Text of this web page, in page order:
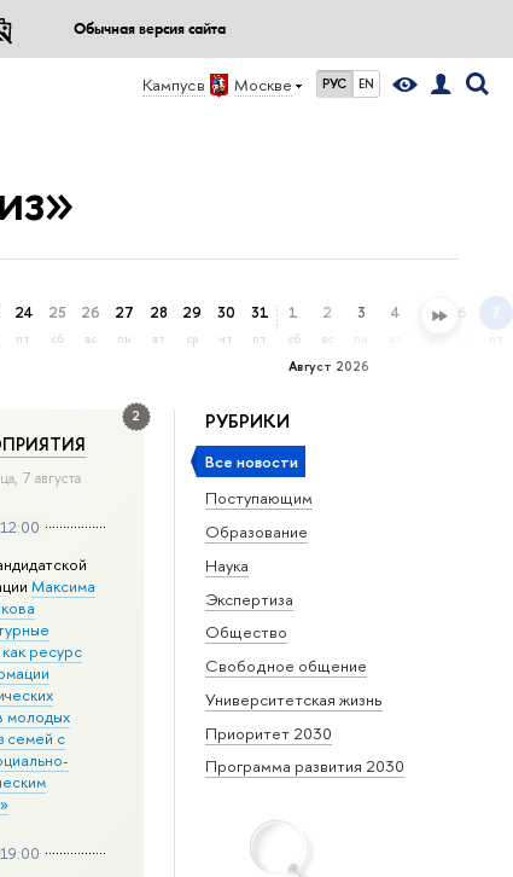
Обычная версия сайта
Кампус в Москве РУС EN
24
пт
25
сб
26
вс
27
пн
28
вт
29
ср
30
чт
31
пт
Август 2026
1
сб
2
вс
3 4 5 6 7
пт
РУБРИКИ
Все новости
Поступающим
Образование
Наука
Экспертиза
Общество
Свободное общение
Университетская жизнь
Приоритет 2030
Программа развития 2030
2
7 августа
12:00
Максима
ресурс
молодых
семей с
19:00